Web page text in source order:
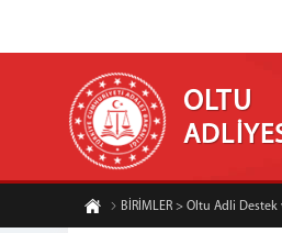
OLTU
BİRİMLER > Oltu Adli